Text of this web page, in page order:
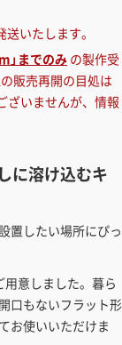
ていただき、お届
計金額を確認する
いたします。
」までのみの製作受
販売再開の目処は
ざいませんが、情報
に溶け込むキ
置したい場所にぴっ
意しました。暮ら
口もないフラット形
お使いいただけま